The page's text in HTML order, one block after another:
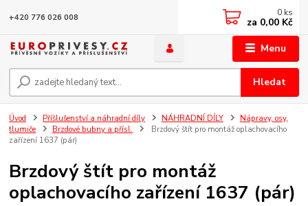
Menu
Hledat
+420 776 026 008 0 ks
za 0,00 Kč
Úvod Příšlušenství a náhradní díly NÁHRADNÍ DÍLY
Nápravy, osy,
tlumiče
Brzdové bubny a přísl.
Brzdový štít pro montáž oplachovacího
zařízení 1637 (pár)
Brzdový štít pro montáž
oplachovacího zařízení 1637 (pár)